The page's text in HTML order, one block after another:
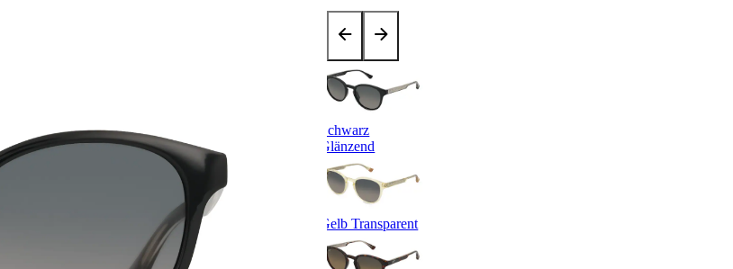
Schwarz
Glänzend
Gelb Transparent